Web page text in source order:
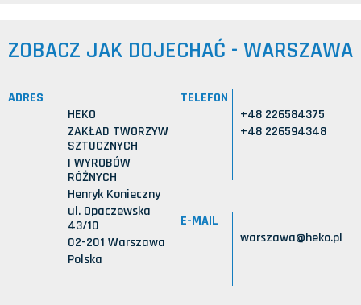
ZOBACZ JAK DOJECHAĆ - WARSZAWA
ADRES
HEKO
ZAKŁAD TWORZYW
SZTUCZNYCH
I WYROBÓW
RÓŻNYCH
Henryk Konieczny
ul. Opaczewska
43/10
02-201 Warszawa
Polska
TELEFON
+48 226584375
+48 226594348
E-MAIL
warszawa@heko.pl